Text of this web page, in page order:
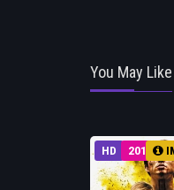
You May Like
HD 2017